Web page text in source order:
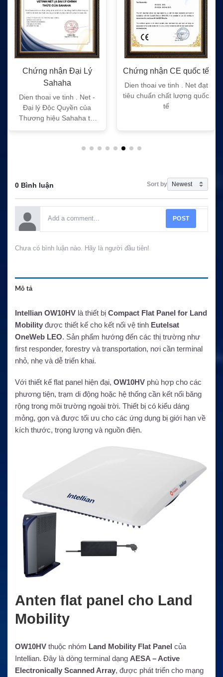
. Net -
tại
Chứng nhận CE quốc tế
Dien thoai ve tinh . Net đạt
tiêu chuẩn chất lượng quốc
Chứng nhận FC
Dien thoai ve tinh
tiêu chuẩn chất
0 Bình luận Sort by
POST
Chưa có bình luận nào. Hãy là người đầu tiên!
Mô tả
Intellian OW10HV là thiết bị Compact Flat Panel for Land
Mobility được thiết kế cho kết nối vệ tinh Eutelsat
OneWeb LEO. Sản phẩm hướng đến các thị trường như
first responder, forestry và transportation, nơi cần terminal
nhỏ, nhẹ và dễ triển khai.
Với thiết kế flat panel hiện đại, OW10HV phù hợp cho các
phương tiện, trạm di động hoặc hệ thống cần kết nối băng
rộng trong môi trường ngoài trời. Thiết bị có kiểu dáng
mỏng, gọn và được tối ưu cho các ứng dụng bị giới hạn về
kích thước, trọng lượng và nguồn điện.
Anten flat panel cho Land
Mobility
OW10HV thuộc nhóm Land Mobility Flat Panel của
Intellian. Đây là dòng terminal dạng AESA – Active
Electronically Scanned Array, được phát triển cho mạng